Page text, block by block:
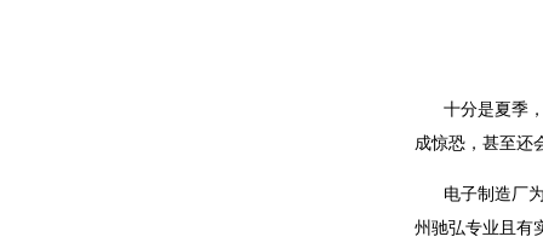
十分是夏季
成惊恐，甚至还
电子制造厂
州驰弘专业且有